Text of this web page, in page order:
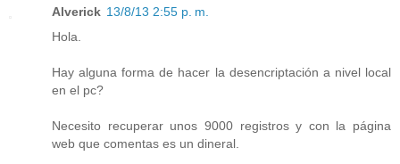
Alverick 13/8/13 2:55 p. m.
Hola.
Hay alguna forma de hacer la desencriptación a nivel local
en el pc?
Necesito recuperar unos 9000 registros y con la página
web que comentas es un dineral.